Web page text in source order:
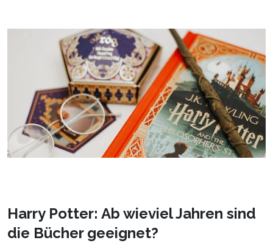
Harry Potter: Ab wieviel Jahren sind
die Bücher geeignet?